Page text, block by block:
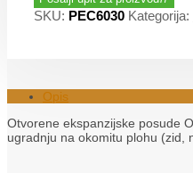
SKU: PEC6030 Kategorija:
Opis
Otvorene ekspanzijske posude
ugradnju na okomitu plohu (zid,